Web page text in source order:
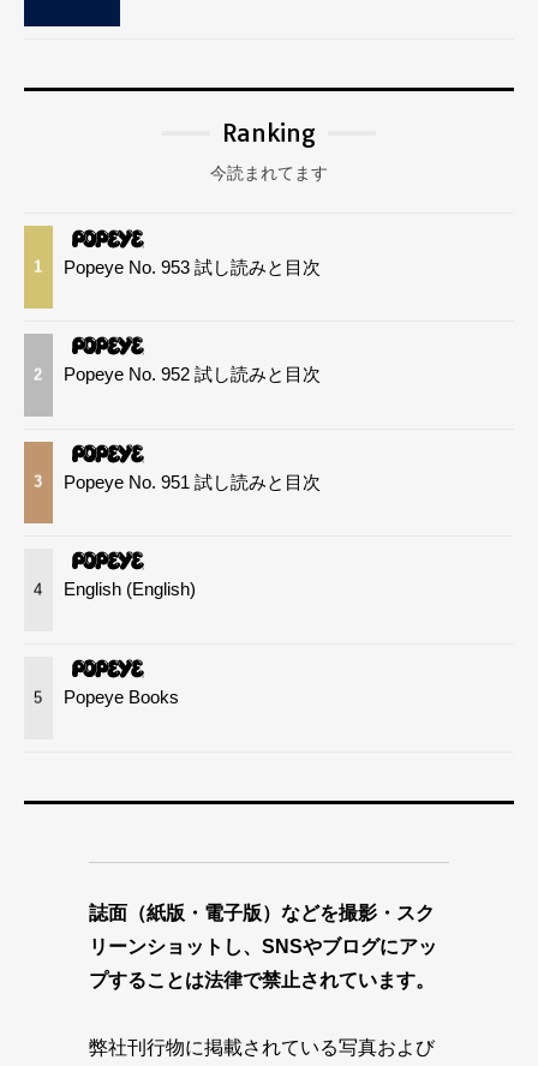
Ranking
今読まれてます
1 Popeye No. 953 試し読みと目次
2 Popeye No. 952 試し読みと目次
3 Popeye No. 951 試し読みと目次
4 English (English)
5 Popeye Books
誌面（紙版・電子版）などを撮影・スク
リーンショットし、SNSやブログにアッ
プすることは法律で禁止されています。
弊社刊行物に掲載されている写真および